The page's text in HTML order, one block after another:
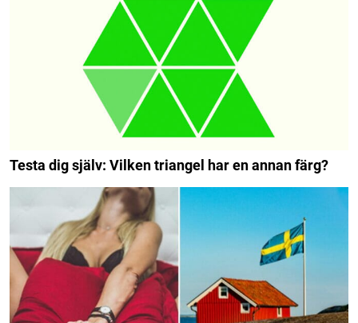
Testa dig själv: Vilken triangel har en annan färg?